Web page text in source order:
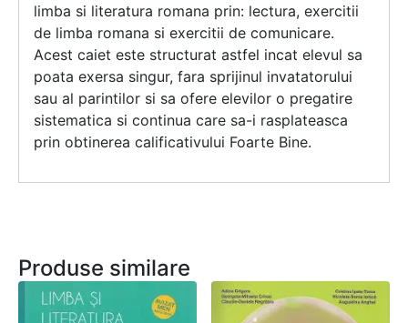
limba si literatura romana prin: lectura, exercitii
de limba romana si exercitii de comunicare.
Acest caiet este structurat astfel incat elevul sa
poata exersa singur, fara sprijinul invatatorului
sau al parintilor si sa ofere elevilor o pregatire
sistematica si continua care sa-i rasplateasca
prin obtinerea calificativului Foarte Bine.
Produse similare